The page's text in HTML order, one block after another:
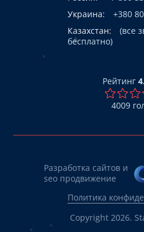
Украина:
+380
Казахстан:
(все
бесплатно)
Рейтинг
4009
Разработка сайтов и
seo продвижение
Политика
Copyright 2026.